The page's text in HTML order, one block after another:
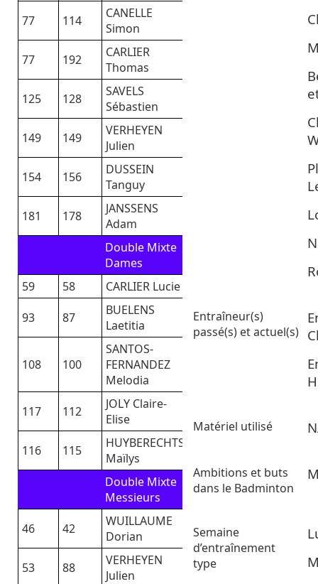
Entraîneur(s)
passé(s) et actuel(s)
Matériel utilisé
Ambitions et buts
dans le Badminton
Semaine
d’entraînement
type
77
114
CANELLE
Simon
77
192
CARLIER
Thomas
125
128
SAVELS
Sébastien
149
149
VERHEYEN
Julien
154
156
DUSSEIN
Tanguy
181
178
JANSSENS
Adam
Double Mixte
Dames
59
58
CARLIER Lucie
93
87
BUELENS
Laetitia
108 100
SANTOS-
FERNANDEZ
Melodia
117
112
JOLY Claire-
Elise
116
115
HUYBERECHTS
Maïlys
Double Mixte
Messieurs
46
42
WUILLAUME
Dorian
53
88
VERHEYEN
Julien